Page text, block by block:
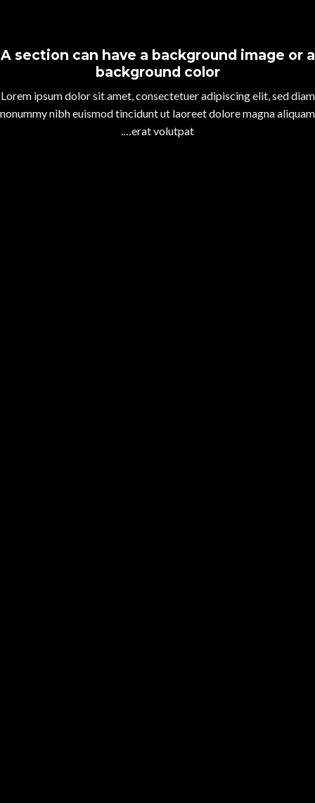
A section can have a background image or a
background color
Lorem ipsum dolor sit amet, consectetuer adipiscing elit, sed diam
nonummy nibh euismod tincidunt ut laoreet dolore magna aliquam
erat volutpat….